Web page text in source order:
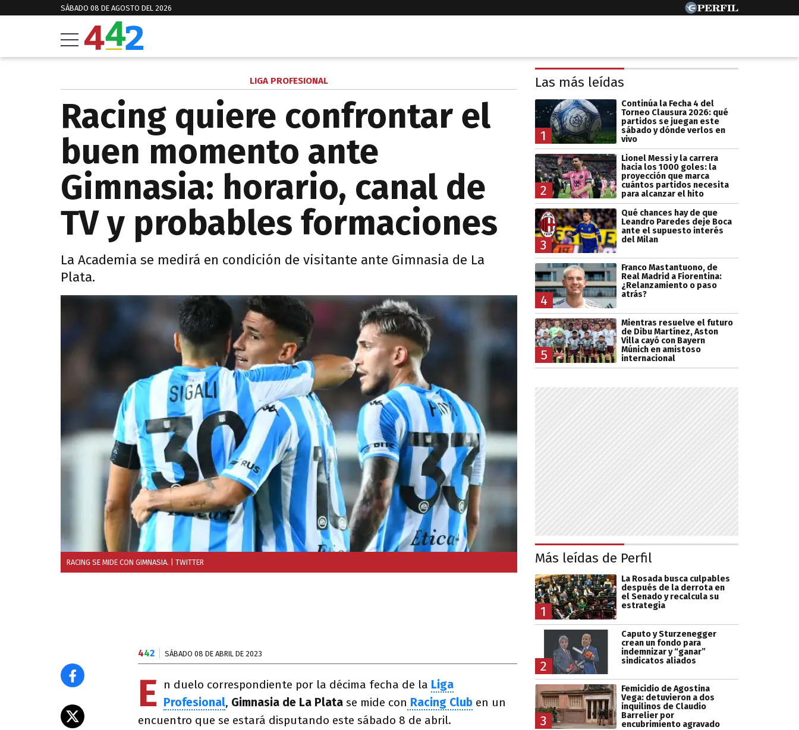
SÁBADO 08 DE AGOSTO DEL 2026
LIGA PROFESIONAL
Racing quiere confrontar el
buen momento ante
Gimnasia: horario, canal de
TV y probables formaciones
La Academia se medirá en condición de visitante ante Gimnasia de La
Plata.
RACING SE MIDE CON GIMNASIA. | TWITTER
442 SÁBADO 08 DE ABRIL DE 2023
E n duelo correspondiente por la décima fecha de la Liga
Profesional, Gimnasia de La Plata se mide con Racing Club en un
encuentro que se estará disputando este sábado 8 de abril.
Las más leídas
1
Continúa la Fecha 4 del
Torneo Clausura 2026: qué
partidos se juegan este
sábado y dónde verlos en
vivo
2
Lionel Messi y la carrera
hacia los 1000 goles: la
proyección que marca
cuántos partidos necesita
para alcanzar el hito
3
Qué chances hay de que
Leandro Paredes deje Boca
ante el supuesto interés
del Milan
4
Franco Mastantuono, de
Real Madrid a Fiorentina:
¿Relanzamiento o paso
atrás?
5
Mientras resuelve el futuro
de Dibu Martínez, Aston
Villa cayó con Bayern
Múnich en amistoso
internacional
Más leídas de Perfil
1
La Rosada busca culpables
después de la derrota en
el Senado y recalcula su
estrategia
2
Caputo y Sturzenegger
crean un fondo para
indemnizar y “ganar”
sindicatos aliados
3
Femicidio de Agostina
Vega: detuvieron a dos
inquilinos de Claudio
Barrelier por
encubrimiento agravado